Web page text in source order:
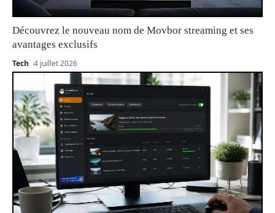
Découvrez le nouveau nom de Movbor streaming et ses
avantages exclusifs
Tech 4 juillet 2026